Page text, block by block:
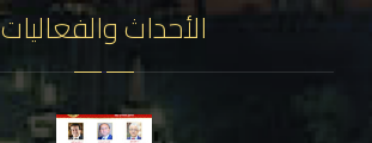
الأحداث والفعاليات